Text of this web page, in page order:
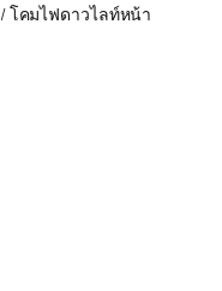
/ โคมไฟดาวไลท์หน้า